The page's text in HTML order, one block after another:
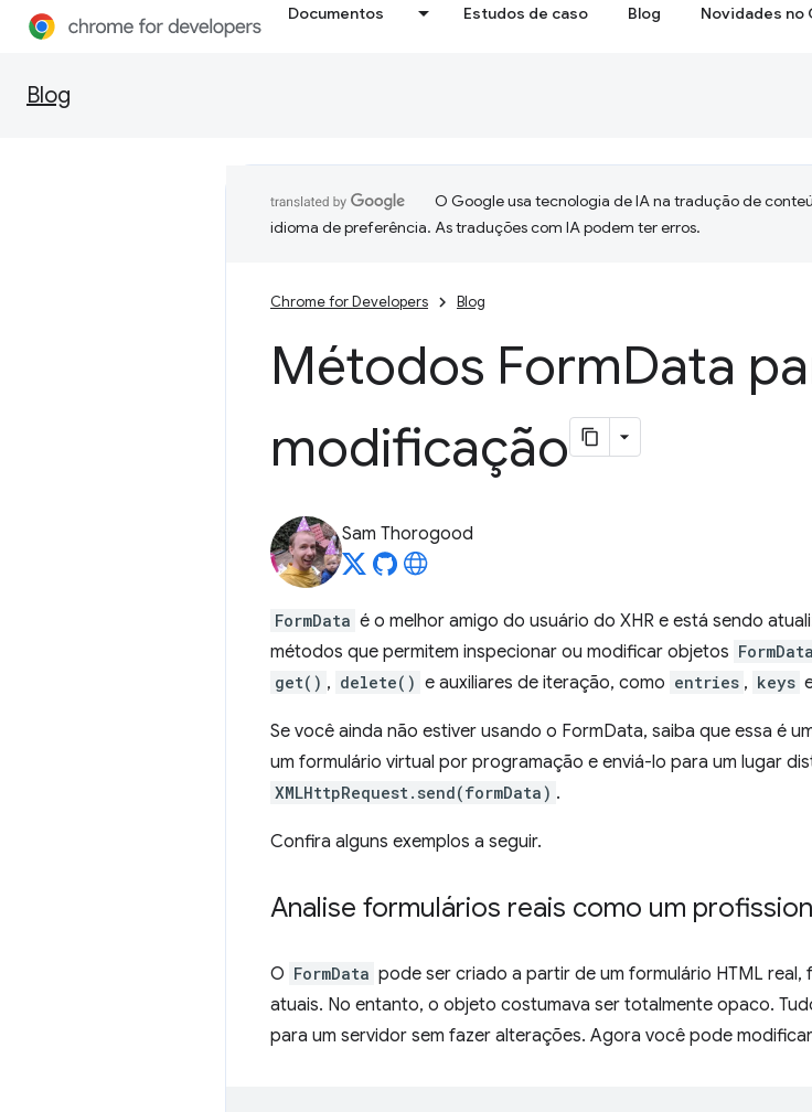
Documentos Estudos de caso Blog Novidades no
Blog
O Google usa tecnologia de IA na tradução de
idioma de preferência. As traduções com IA podem ter erros.
Chrome for Developers Blog
Métodos FormData
modificação
Sam Thorogood
FormData é o melhor amigo do usuário do XHR e está sendo
métodos que permitem inspecionar ou modificar objetos FormData
get() , delete() e auxiliares de iteração, como entries , keys
Se você ainda não estiver usando o FormData, saiba que essa é
um formulário virtual por programação e enviá-lo para um lugar
XMLHttpRequest.send(formData) .
Confira alguns exemplos a seguir.
Analise formulários reais como um
O FormData pode ser criado a partir de um formulário HTML
atuais. No entanto, o objeto costumava ser totalmente opaco.
para um servidor sem fazer alterações. Agora você pode